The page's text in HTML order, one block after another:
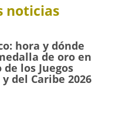
noticias
hora y dónde
de oro en
los Juegos
del Caribe 2026